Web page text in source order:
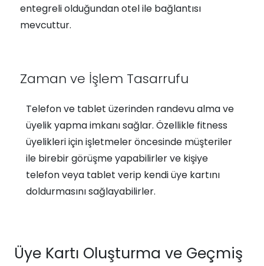
entegreli olduğundan otel ile bağlantısı
mevcuttur.
Zaman ve İşlem Tasarrufu
Telefon ve tablet üzerinden randevu alma ve
üyelik yapma imkanı sağlar. Özellikle fitness
üyelikleri için işletmeler öncesinde müşteriler
ile birebir görüşme yapabilirler ve kişiye
telefon veya tablet verip kendi üye kartını
doldurmasını sağlayabilirler.
Üye Kartı Oluşturma ve Geçmiş